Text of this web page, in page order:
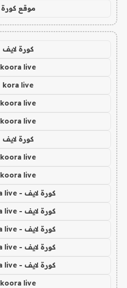
موقع كورة
كورة لايف
koora live
kora live
koora live
koora live
كورة لايف
koora live
koora live
كورة لايف - koora live
كورة لايف - koora live
كورة لايف - koora live
كورة لايف - koora live
كورة لايف - koora live
koora live